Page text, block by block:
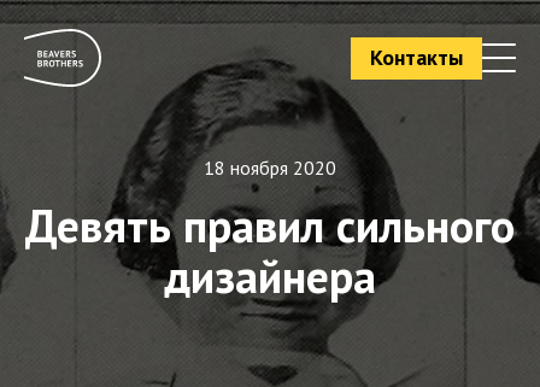
Контакты
18 ноября 2020
Девять правил сильного
дизайнера